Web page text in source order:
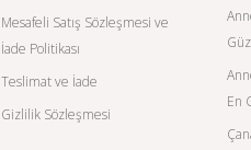
Mesafeli Satış Sözleşmesi ve
İade Politikası
Teslimat ve İade
Gizlilik Sözleşmesi
En